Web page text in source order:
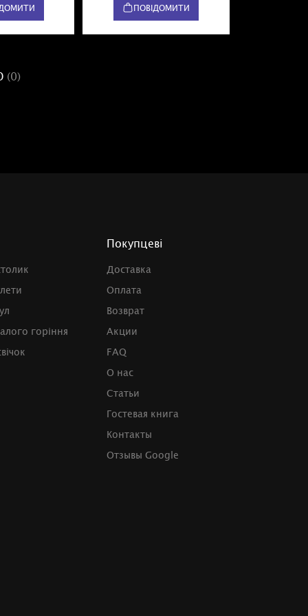
ПОВІДОМИТИ
(0)
горіння
Покупцеві
Доставка
Оплата
Возврат
Акции
FAQ
О нас
Статьи
Гостевая книга
Контакты
Отзывы Google